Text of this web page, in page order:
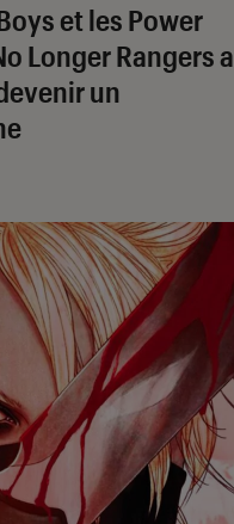
et les Power
Longer Rangersa
un